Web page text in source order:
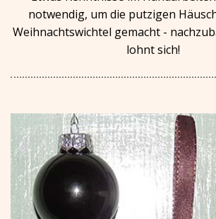
notwendig, um die putzigen
Weihnachtswichtel gemacht -
lohnt sich!